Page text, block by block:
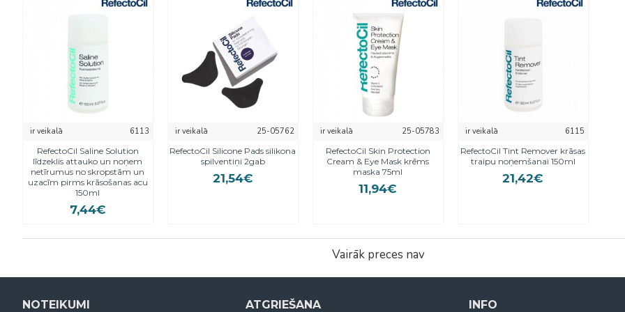
ir veikalā
6113
RefectoCil Saline Solution
līdzeklis attauko un noņem
netīrumus no skropstām un
uzacīm pirms krāsošanas acu
150ml
7,44€
ir veikalā
25-05762
RefectoCil Silicone Pads silikona
spilventiņi 2gab
21,54€
ir veikalā
25-05783
RefectoCil Skin Protection
Cream & Eye Mask krēms
maska 75ml
11,94€
ir veikalā
6115
RefectoCil Tint Remover krāsas
traipu noņemšanai 150ml
21,42€
Vairāk preces nav
NOTEIKUMI ATGRIEŠANA INFO